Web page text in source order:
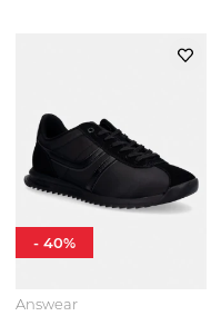
Answear
- 40%